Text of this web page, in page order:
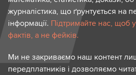
журналістика, що ґрунтується на
інформації. Підтримайте нас, щоб
фактів, а не фейків.
Ми не закриваємо наш контент
передплатників і дозволяємо